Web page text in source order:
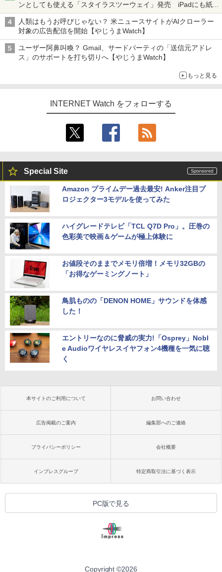
ンとしても使える「スタイラスツーウェイ」発売 iPadにも紙に
も、持ち替えずに書き込める
人類はもうお呼びじゃない？ 米ニュースサイトがAIクローラー
対象の広告配信を開始【やじうまWatch】
ユーザー阿鼻叫喚？ Gmail、サードパーティの「送信元アドレ
ス」のサポートを打ち切りへ【やじうまWatch】
もっと見る
INTERNET Watch をフォローする
Special Site
Amazon プライムデー過去最安! Anker注目プ
ロジェクター3モデルを使ってみた
ハイグレードテレビ「TCL Q7D Pro」。圧巻の
色彩美で映画＆ゲームが極上体験に
お値段そのままでメモリ倍増！メモリ32GBの
「お得なゲーミングノート」
鳥肌ものの「DENON HOME」サウンドを体感
した！
エントリーなのに脅威の実力!「Osprey」Nobl
e Audioワイヤレスイヤフォン4機種を一気に聴
く
本サイトのご利用について お問い合わせ
広告掲載のご案内 編集部へのご連絡
プライバシーポリシー 会社概要
インプレスグループ 特定商取引法に基づく表示
PC版で見る
Copyright ©2026